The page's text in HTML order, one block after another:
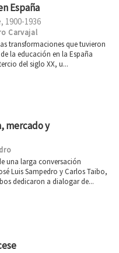
España
1900-1936
Carvajal
transformaciones que tuvieron
la educación en la España
del siglo XX, u...
mercado y
una larga conversación
Luis Sampedro y Carlos Taibo,
dedicaron a dialogar de...